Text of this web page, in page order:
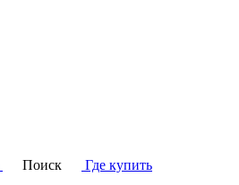
Поиск
Где купить